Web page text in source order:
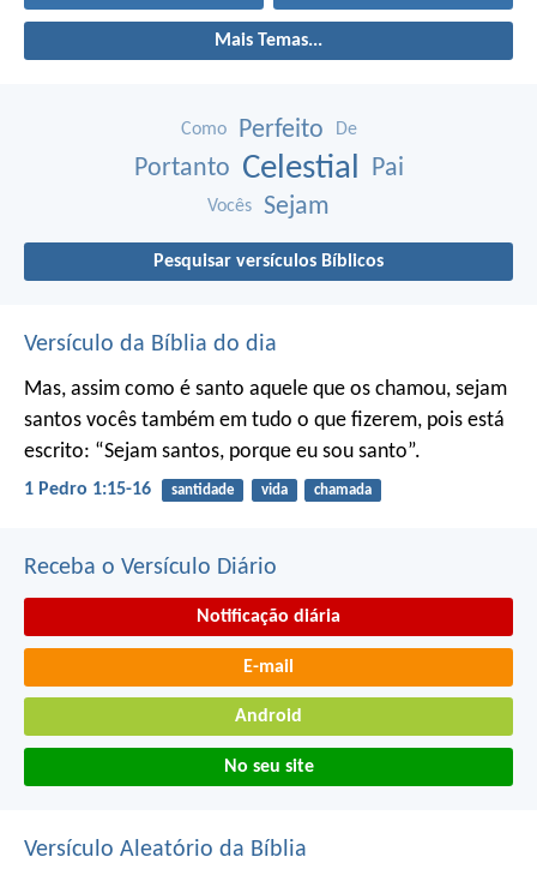
Mais Temas...
Como Perfeito De
Portanto Celestial Pai
Vocês Sejam
Pesquisar versículos Bíblicos
Versículo da Bíblia do dia
Mas, assim como é santo aquele que os chamou, sejam
santos vocês também em tudo o que fizerem, pois está
escrito: “Sejam santos, porque eu sou santo”.
1 Pedro 1:15-16 santidade vida chamada
Receba o Versículo Diário
Notificação diária
E-mail
Android
No seu site
Versículo Aleatório da Bíblia